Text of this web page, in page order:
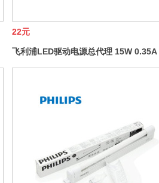
22元
飞利浦LED驱动电源总代理 15W 0.35A
42V/220V 隔离式LED室内外置